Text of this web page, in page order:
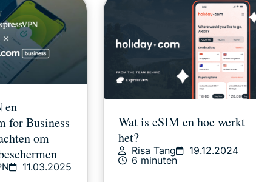
en
for Business
om
11.03.2025
Wat is eSIM en hoe werkt
het?
Risa Tang
19.12.2024
6 minuten